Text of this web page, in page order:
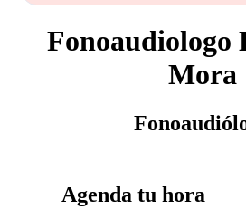
Fonoaudiologo
Mora
Agenda tu hora